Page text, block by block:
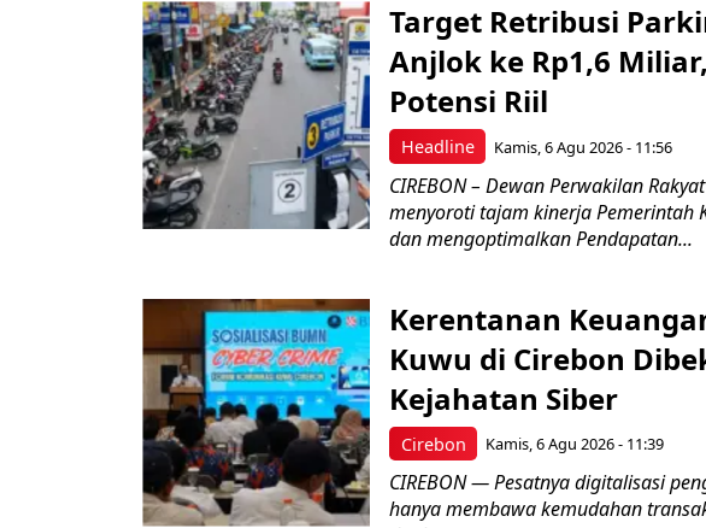
Headline
Target Retribusi
Anjlok ke Rp1,6
Potensi Riil
Kamis, 6 Agu 2026 - 11:56
CIREBON – Dewan Perwakilan
menyoroti tajam kinerja Pemerintah
dan mengoptimalkan Pendapatan...
Cirebon
Kerentanan
Kuwu di Cirebon
Kejahatan Siber
Kamis, 6 Agu 2026 - 11:39
CIREBON — Pesatnya digitalisasi
hanya membawa kemudahan